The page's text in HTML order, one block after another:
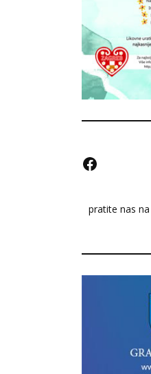
a
e
pratite nas